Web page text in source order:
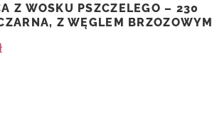
Z WOSKU PSZCZELEGO – 230
Z WĘGLEM BRZOZOWYM